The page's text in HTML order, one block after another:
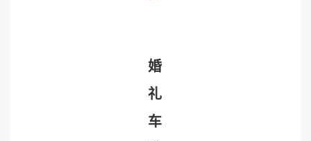
婚
礼
车